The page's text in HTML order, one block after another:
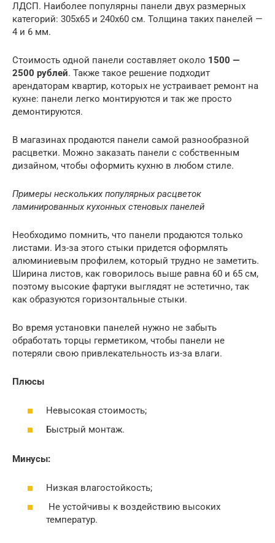
ЛДСП. Наиболее популярны панели двух размерных
категорий: 305х65 и 240х60 см. Толщина таких панелей —
4 и 6 мм.
Стоимость одной панели составляет около 1500 —
2500 рублей. Также такое решение подходит
арендаторам квартир, которых не устраивает ремонт на
кухне: панели легко монтируются и так же просто
демонтируются.
В магазинах продаются панели самой разнообразной
расцветки. Можно заказать панели с собственным
дизайном, чтобы оформить кухню в любом стиле.
Примеры нескольких популярных расцветок
ламинированных кухонных стеновых панелей
Необходимо помнить, что панели продаются только
листами. Из-за этого стыки придется оформлять
алюминиевым профилем, который трудно не заметить.
Ширина листов, как говорилось выше равна 60 и 65 см,
поэтому высокие фартуки выглядят не эстетично, так
как образуются горизонтальные стыки.
Во время установки панелей нужно не забыть
обработать торцы герметиком, чтобы панели не
потеряли свою привлекательность из-за влаги.
Плюсы
Невысокая стоимость;
Быстрый монтаж.
Минусы:
Низкая влагостойкость;
Не устойчивы к воздействию высоких
температур.